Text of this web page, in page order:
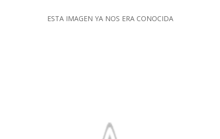
ESTA IMAGEN YA NOS ERA CONOCIDA